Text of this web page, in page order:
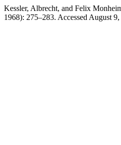
Kessler, Albrecht, and Felix
1968): 275–283. Accessed August